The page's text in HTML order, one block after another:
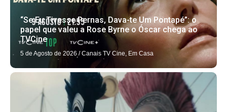
“Se Eu Tivesse Pernas, Dava-te Um Pontapé”: o
papel que valeu a Rose Byrne o Óscar chega ao
TVCine
5 de Agosto de 2026 / Canais TV Cine, Em Casa